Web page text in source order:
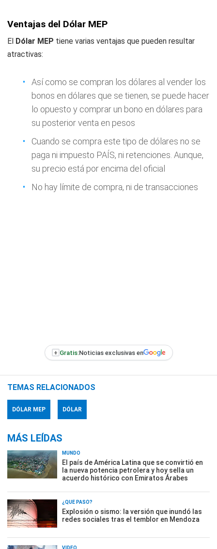
Ventajas del Dólar MEP
El Dólar MEP tiene varias ventajas que pueden resultar
atractivas:
Así como se compran los dólares al vender los
bonos en dólares que se tienen, se puede hacer
lo opuesto y comprar un bono en dólares para
su posterior venta en pesos
Cuando se compra este tipo de dólares no se
paga ni impuesto PAÍS, ni retenciones. Aunque,
su precio está por encima del oficial
No hay límite de compra, ni de transacciones
+ Gratis:Noticias exclusivas en
TEMAS RELACIONADOS
DÓLAR MEP DÓLAR
MÁS LEÍDAS
MUNDO
El país de América Latina que se convirtió en
la nueva potencia petrolera y hoy sella un
acuerdo histórico con Emiratos Árabes
¿QUÉ PASÓ?
Explosión o sismo: la versión que inundó las
redes sociales tras el temblor en Mendoza
VIDEO